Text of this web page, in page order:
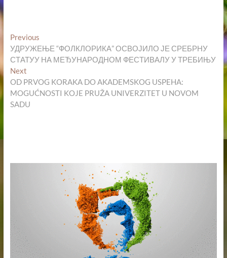
Кретање
чланка
PreviousPrevious
post:
УДРУЖЕЊЕ “ФОЛКЛОРИКА” ОСВОЈИЛО ЈЕ СРЕБРНУ
СТАТУУ НА МЕЂУНАРОДНОМ ФЕСТИВАЛУ У ТРЕБИЊУ
NextNext
post:
OD PRVOG KORAKA DO AKADEMSKOG USPEHA:
MOGUĆNOSTI KOJE PRUŽA UNIVERZITET U NOVOM
SADU